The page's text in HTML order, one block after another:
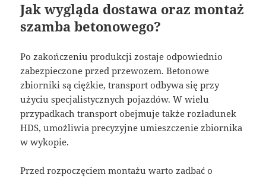
Jak wygląda dostawa oraz montaż
szamba betonowego?
Po zakończeniu produkcji zostaje odpowiednio
zabezpieczone przed przewozem. Betonowe
zbiorniki są ciężkie, transport odbywa się przy
użyciu specjalistycznych pojazdów. W wielu
przypadkach transport obejmuje także rozładunek
HDS, umożliwia precyzyjne umieszczenie zbiornika
w wykopie.
Przed rozpoczęciem montażu warto zadbać o